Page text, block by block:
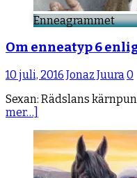
Enneagrammet
Om enneatyp 6
10 juli, 2016 Jonaz Juura0
Sexan: Rädslans
mer…]